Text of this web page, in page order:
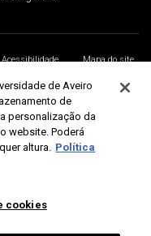
Acessibilidade
Mapa do site
de Aveiro
de
personalização da
website. Poderá
altura. Política
cookies